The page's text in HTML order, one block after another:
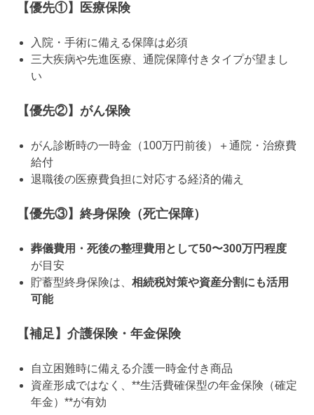
【優先①】医療保険
入院・手術に備える保障は必須
三大疾病や先進医療、通院保障付きタイプが望まし
い
【優先②】がん保険
がん診断時の一時金（100万円前後）＋通院・治療費
給付
退職後の医療費負担に対応する経済的備え
【優先③】終身保険（死亡保障）
葬儀費用・死後の整理費用として50〜300万円程度
が目安
貯蓄型終身保険は、 相続税対策や資産分割にも活用
可能
【補足】介護保険・年金保険
自立困難時に備える介護一時金付き商品
資産形成ではなく、**生活費確保型の年金保険（確定
年金）**が有効